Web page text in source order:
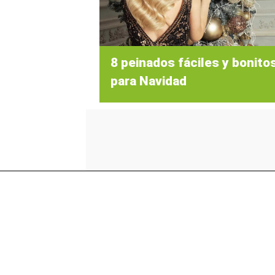
8 peinados fáciles y
para Navidad